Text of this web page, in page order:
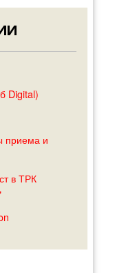
Digital)
приема и
в ТРК